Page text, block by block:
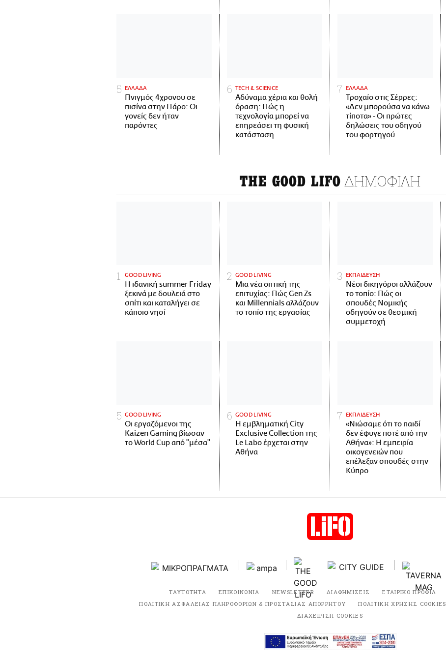
ΕΛΛΑΔΑ
Πνιγμός 4χρονου σε
πισίνα στην Πάρο: Οι
γονείς δεν ήταν
παρόντες
ΤECH & SCIENCE
Αδύναμα χέρια και θολή
όραση: Πώς η
τεχνολογία μπορεί να
επηρεάσει τη φυσική
κατάσταση
ΕΛΛΑΔΑ
Τροχαίο στις Σέρρες:
«Δεν μπορούσα να κάνω
τίποτα» - Οι πρώτες
δηλώσεις του οδηγού
του φορτηγού
THE GOOD LIFO ΔΗΜΟΦΙΛΗ
GOOD LIVING
Η ιδανική summer Friday
ξεκινά με δουλειά στο
σπίτι και καταλήγει σε
κάποιο νησί
GOOD LIVING
Μια νέα οπτική της
επιτυχίας: Πώς Gen Zs
και Millennials αλλάζουν
το τοπίο της εργασίας
ΕΚΠΑΙΔΕΥΣΗ
Νέοι δικηγόροι αλλάζουν
το τοπίο: Πώς οι
σπουδές Νομικής
οδηγούν σε θεσμική
συμμετοχή
GOOD LIVING
Οι εργαζόμενοι της
Kaizen Gaming βίωσαν
το World Cup από "μέσα"
GOOD LIVING
Η εμβληματική City
Exclusive Collection της
Le Labo έρχεται στην
Αθήνα
ΕΚΠΑΙΔΕΥΣΗ
«Νιώσαμε ότι το παιδί
δεν έφυγε ποτέ από την
Αθήνα»: Η εμπειρία
οικογενειών που
επέλεξαν σπουδές στην
Κύπρο
ΤΑΥΤΟΤΗΤΑ ΕΠΙΚΟΙΝΩΝΙΑ NEWSLETTER ΔΙΑΦΗΜΙΣΕΙΣ ΕΤΑΙΡΙΚΟ ΠΡΟΦΙΛ
ΠΟΛΙΤΙΚΗ ΑΣΦΑΛΕΙΑΣ ΠΛΗΡΟΦΟΡΙΩΝ & ΠΡΟΣΤΑΣΙΑΣ ΑΠΟΡΡΗΤΟΥ
ΠΟΛΙΤΙΚΗ ΧΡΗΣΗΣ COOKIES
ΔΙΑΧΕΙΡΙΣΗ COOKIES